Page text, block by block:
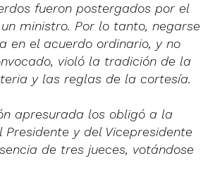
fueron postergados por el
ministro. Por lo tanto, negarse
en el acuerdo ordinario, y no
violó la tradición de la
y las reglas de la cortesía.
apresurada los obligó a la
Presidente y del Vicepresidente
de tres jueces, votándose